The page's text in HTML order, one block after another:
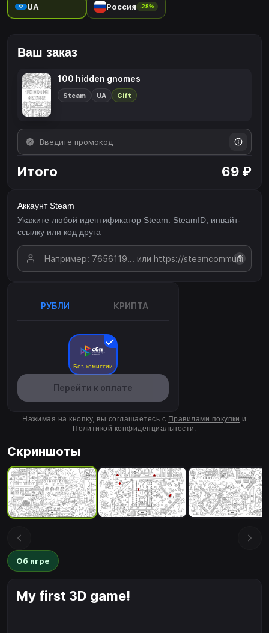
UA Россия -28%
Ваш заказ
100 hidden gnomes
Steam UA Gift
Итого 69 ₽
Аккаунт Steam
Укажите любой идентификатор Steam: SteamID, инвайт-
ссылку или код друга
?
РУБЛИ КРИПТА
Без комиссии
Перейти к оплате
Нажимая на кнопку, вы соглашаетесь с Правилами покупки и
Политикой конфиденциальности.
Скриншоты
Об игре
My first 3D game!